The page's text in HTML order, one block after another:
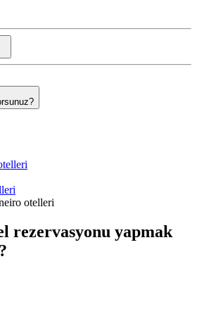
otelleri
rezervasyonu yapmak